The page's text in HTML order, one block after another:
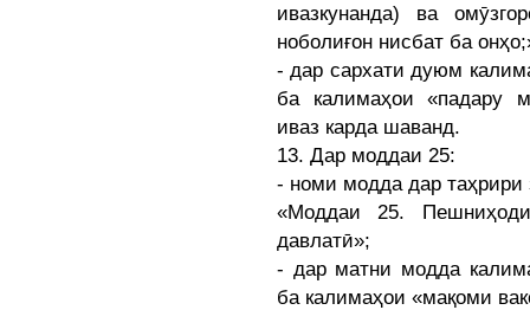
ивазкунанда) ва
ноболиғон нисбат ба
- дар сархати дуюм
ба калимаҳои «падару
иваз карда шаванд.
13. Дар моддаи 25:
- номи модда дар
«Моддаи 25.
давлатӣ»;
- дар матни модда
ба калимаҳои «мақоми